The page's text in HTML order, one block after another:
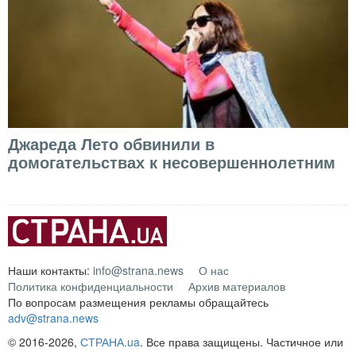
Джареда Лето обвинили в
домогательствах к несовершеннолетним
Наши контакты: info@strana.news
О нас
Политика конфиденциальности
Архив материалов
По вопросам размещения рекламы обращайтесь
adv@strana.news
© 2016-2026, СТРАНА.ua. Все права защищены. Частичное или